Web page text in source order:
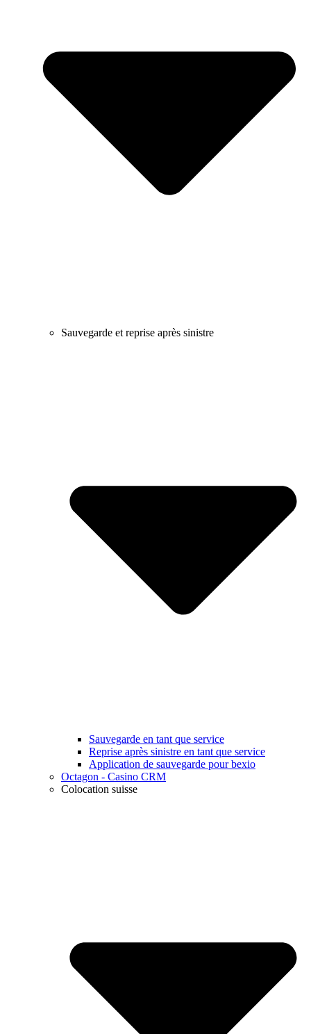
Sauvegarde et reprise après sinistre
Sauvegarde en tant que service
Reprise après sinistre en tant que service
Application de sauvegarde pour bexio
Octagon - Casino CRM
Colocation suisse